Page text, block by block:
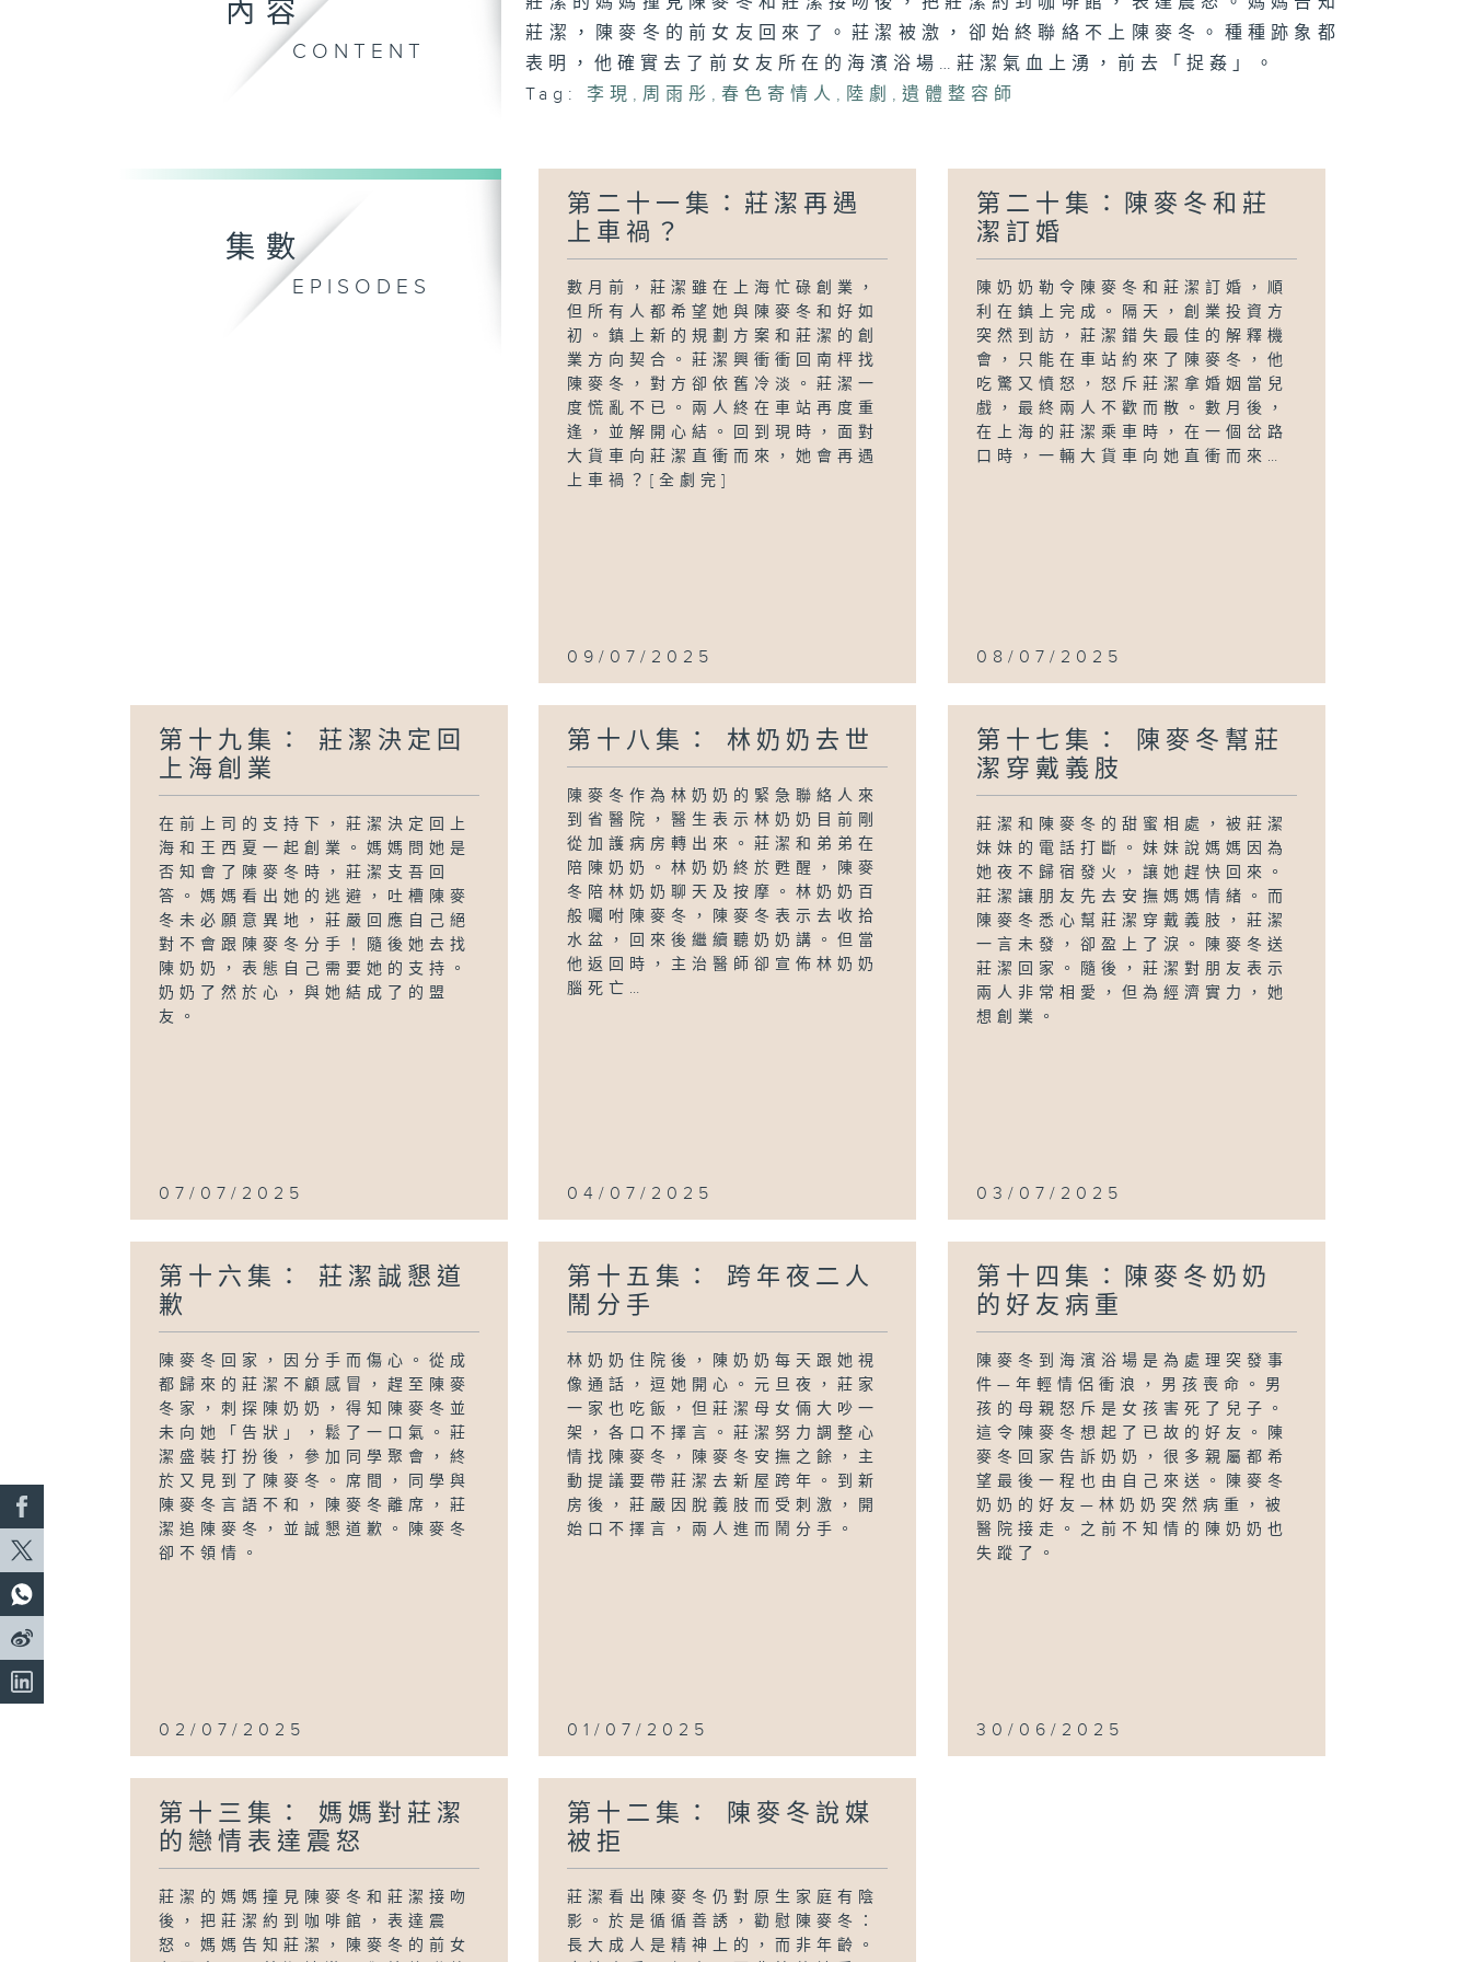
內容
CONTENT
莊潔，陳麥冬的前女友回來了。莊潔被激，卻始終聯絡不上陳麥冬。種種跡象都
表明，他確實去了前女友所在的海濱浴場…莊潔氣血上湧，前去「捉姦」。
Tag:
李現 ,周雨彤 ,春色寄情人 , 陸劇 ,遺體整容師
集數
EPISODES
第二十一集：莊潔再遇
上車禍？
數月前，莊潔雖在上海忙碌創業，
但所有人都希望她與陳麥冬和好如
初。鎮上新的規劃方案和莊潔的創
業方向契合。莊潔興衝衝回南枰找
陳麥冬，對方卻依舊冷淡。莊潔一
度慌亂不已。兩人終在車站再度重
逢，並解開心結。回到現時，面對
大貨車向莊潔直衝而來，她會再遇
上車禍？[全劇完]
09/07/2025
第二十集：陳麥冬和莊
潔訂婚
陳奶奶勒令陳麥冬和莊潔訂婚，順
利在鎮上完成。隔天，創業投資方
突然到訪，莊潔錯失最佳的解釋機
會，只能在車站約來了陳麥冬，他
吃驚又憤怒，怒斥莊潔拿婚姻當兒
戲，最終兩人不歡而散。數月後，
在上海的莊潔乘車時，在一個岔路
口時，一輛大貨車向她直衝而來…
08/07/2025
第十九集： 莊潔決定回
上海創業
在前上司的支持下，莊潔決定回上
海和王西夏一起創業。媽媽問她是
否知會了陳麥冬時，莊潔支吾回
答。媽媽看出她的逃避，吐槽陳麥
冬未必願意異地，莊嚴回應自己絕
對不會跟陳麥冬分手！隨後她去找
陳奶奶，表態自己需要她的支持。
奶奶了然於心，與她結成了的盟
友。
07/07/2025
第十八集： 林奶奶去世
陳麥冬作為林奶奶的緊急聯絡人來
到省醫院，醫生表示林奶奶目前剛
從加護病房轉出來。莊潔和弟弟在
陪陳奶奶。林奶奶終於甦醒，陳麥
冬陪林奶奶聊天及按摩。林奶奶百
般囑咐陳麥冬，陳麥冬表示去收拾
水盆，回來後繼續聽奶奶講。但當
他返回時，主治醫師卻宣佈林奶奶
腦死亡…
04/07/2025
第十七集： 陳麥冬幫莊
潔穿戴義肢
莊潔和陳麥冬的甜蜜相處，被莊潔
妹妹的電話打斷。妹妹說媽媽因為
她夜不歸宿發火，讓她趕快回來。
莊潔讓朋友先去安撫媽媽情緒。而
陳麥冬悉心幫莊潔穿戴義肢，莊潔
一言未發，卻盈上了淚。陳麥冬送
莊潔回家。隨後，莊潔對朋友表示
兩人非常相愛，但為經濟實力，她
想創業。
03/07/2025
第十六集： 莊潔誠懇道
歉
陳麥冬回家，因分手而傷心。從成
都歸來的莊潔不顧感冒，趕至陳麥
冬家，刺探陳奶奶，得知陳麥冬並
未向她「告狀」，鬆了一口氣。莊
潔盛裝打扮後，參加同學聚會，終
於又見到了陳麥冬。席間，同學與
陳麥冬言語不和，陳麥冬離席，莊
潔追陳麥冬，並誠懇道歉。陳麥冬
卻不領情。
02/07/2025
第十五集： 跨年夜二人
鬧分手
林奶奶住院後，陳奶奶每天跟她視
像通話，逗她開心。元旦夜，莊家
一家也吃飯，但莊潔母女倆大吵一
架，各口不擇言。莊潔努力調整心
情找陳麥冬，陳麥冬安撫之餘，主
動提議要帶莊潔去新屋跨年。到新
房後，莊嚴因脫義肢而受刺激，開
始口不擇言，兩人進而鬧分手。
01/07/2025
第十四集：陳麥冬奶奶
的好友病重
陳麥冬到海濱浴場是為處理突發事
件—年輕情侶衝浪，男孩喪命。男
孩的母親怒斥是女孩害死了兒子。
這令陳麥冬想起了已故的好友。陳
麥冬回家告訴奶奶，很多親屬都希
望最後一程也由自己來送。陳麥冬
奶奶的好友—林奶奶突然病重，被
醫院接走。之前不知情的陳奶奶也
失蹤了。
30/06/2025
第十三集： 媽媽對莊潔
的戀情表達震怒
莊潔的媽媽撞見陳麥冬和莊潔接吻
後，把莊潔約到咖啡館，表達震
怒。媽媽告知莊潔，陳麥冬的前女
第十二集： 陳麥冬說媒
被拒
莊潔看出陳麥冬仍對原生家庭有陰
影。於是循循善誘，勸慰陳麥冬：
長大成人是精神上的，而非年齡。